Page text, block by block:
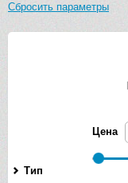
Сбросить параметры
Цена
Тип